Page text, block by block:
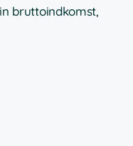
bruttoindkomst,